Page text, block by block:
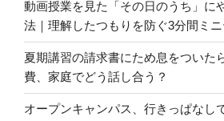
動画授業を見た「その日のうち」に
法｜理解したつもりを防ぐ3分間ミニ
夏期講習の請求書にため息をつい
費、家庭でどう話し合う？
オープンキャンパス、行きっぱなし